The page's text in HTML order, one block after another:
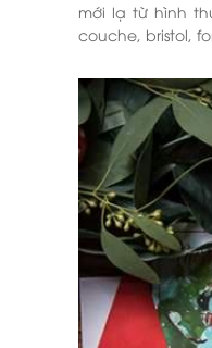
mới lạ từ hình
couche, bristol,